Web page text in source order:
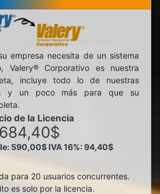
empresa necesita de un sistema
Valery® Corporativo es nuestra
incluye todo lo de nuestras
y un poco más para que su
de la Licencia
684,40$
590,00$ IVA 16%: 94,40$
para 20 usuarios concurrentes.
es solo por la licencia.